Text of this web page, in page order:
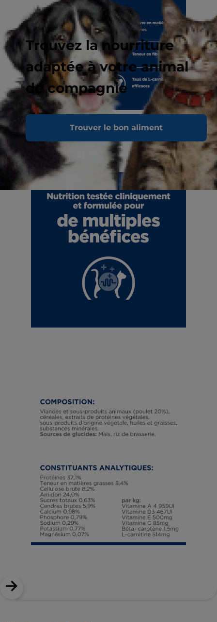
Trouvez la nourriture
adaptée à votre animal
de compagnie
Trouver le bon aliment